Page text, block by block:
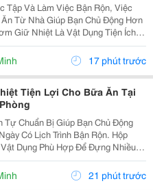
Tập Và Làm Việc Bận Rộn, Việc
Từ Nhà Giúp Bạn Chủ Động Hơn
Giữ Nhiệt Là Vật Dụng Tiện Ích,
Và Các Món Ăn Một Cách Gọn
Gàng, Phù Hợp Với Nhiều Nhu Cầu Sử Dụng. Chọn...
17 phút trước
Tiện Lợi Cho Bữa Ăn Tại
Tự Chuẩn Bị Giúp Bạn Chủ Động
Có Lịch Trình Bận Rộn. Hộp
Dụng Phù Hợp Để Đựng Nhiều
Theo Khi Đi Học, Đi Làm Hoặc
Ngoài. Lựa Chọn Hộp Có
21 phút trước